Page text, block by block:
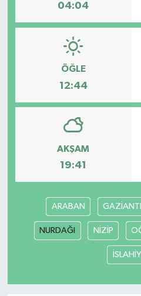
04:04
ÖĞLE
12:44
AKŞAM
19:41
ARABAN
NURDAĞI NİZİP